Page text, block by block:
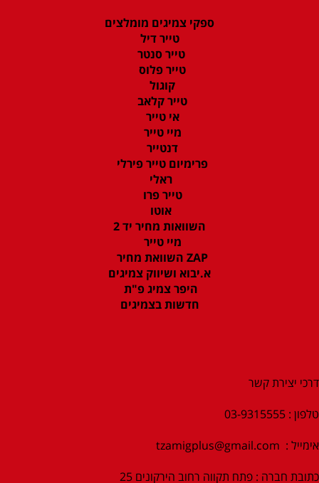
ספקי צמיגים מומלצים
טייר דיל
טייר סנטר
טייר פלוס
קוגול
טייר קלאב
אי טייר
מיי טייר
דנטייר
פרימיום טייר פירלי
ראלי
טייר פרו
אוטו
השוואות מחיר יד 2
מיי טייר
ZAP השוואת מחיר
א.יבוא ושיווק צמיגים
היפר צמיג פ"ת
חדשות בצמיגים
דרכי יצירת קשר
טלפון : 03-9315555
אימייל : tzamigplus@gmail.com
כתובת חברה : פתח תקווה רחוב הירקונים 25